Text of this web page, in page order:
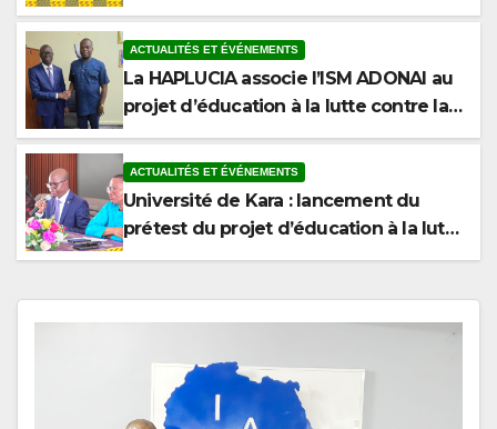
Kara
ACTUALITÉS ET ÉVÉNEMENTS
La HAPLUCIA associe l’ISM ADONAI au
projet d’éducation à la lutte contre la
corruption
ACTUALITÉS ET ÉVÉNEMENTS
Université de Kara : lancement du
prétest du projet d’éducation à la lutte
contre la corruption